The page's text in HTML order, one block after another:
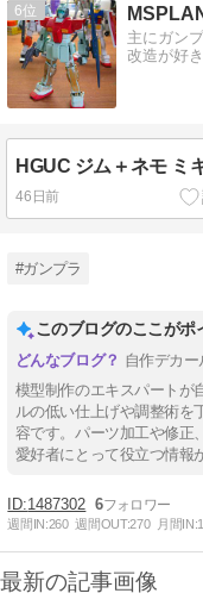
6
主にガン
改造が好
HGUC ジム＋ネモ ミ
46日前
#ガンプラ
このブログのここがポ
自作デカ
模型制作のエキスパートが
ルの低い仕上げや調整術を
容です。パーツ加工や修正
愛好者にとって役立つ情報
1487302 6
週間IN:260 週間OUT:270 月間IN:
最新の記事画像